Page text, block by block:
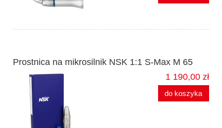
Prostnica na mikrosilnik NSK 1:1 S-Max M 65
1 190,00 zł
do koszyka